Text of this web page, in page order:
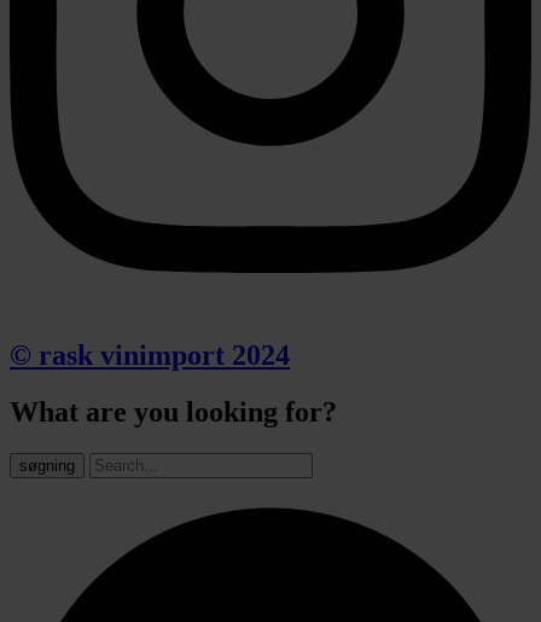
© rask vinimport 2024
What are you looking for?
søgning